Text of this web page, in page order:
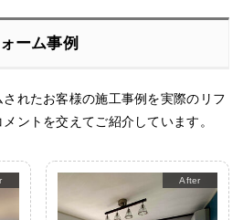
ーム事例
れたお客様の施工事例を実際のリフ
ントを交えてご紹介しています。
After